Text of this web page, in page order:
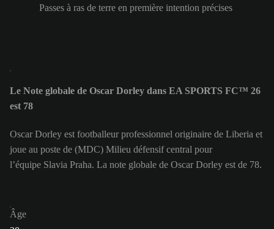
Passes à ras de terre en première intention précises
Le Note globale de Oscar Dorley dans EA SPORTS FC™ 26
est 78
Oscar Dorley est footballeur professionnel originaire de Liberia et
joue au poste de (MDC) Milieu défensif central pour
l’équipe Slavia Praha. La note globale de Oscar Dorley est de 78.
Âge